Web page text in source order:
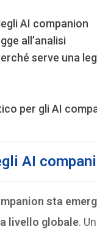
AI companion
all’analisi
serve una
per gli AI
AI
sta
livello globale.